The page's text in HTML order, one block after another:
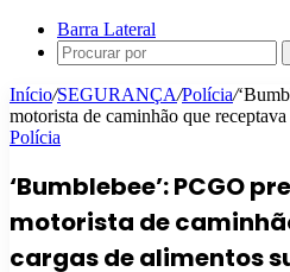
Barra Lateral
Início/SEGURANÇA/Polícia/
motorista de caminhão que
Polícia
‘Bumblebee’: PCGO
motorista de
cargas de alimentos